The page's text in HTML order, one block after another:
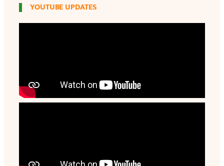
YOUTUBE UPDATES